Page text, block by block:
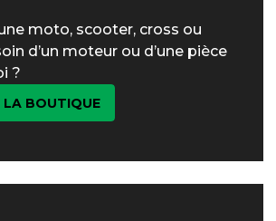
moto, scooter, cross ou
d’un moteur ou d’une pièce
?
LA BOUTIQUE